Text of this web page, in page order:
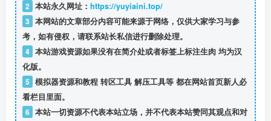
2 本站永久网址： https://yuyiaini.top/
3 本网站的文章部分内容可能来源于网络，仅供大家学习与参
考，如有侵权，请联系站长私信进行删除处理。
4 本站游戏资源如果没有在简介处或者标签上标注生肉 均为汉
化版。
5 模拟器资源和教程 转区工具 解压工具等 都在网站首页新人必
看栏目里面。
6 本站一切资源不代表本站立场，并不代表本站赞同其观点和对